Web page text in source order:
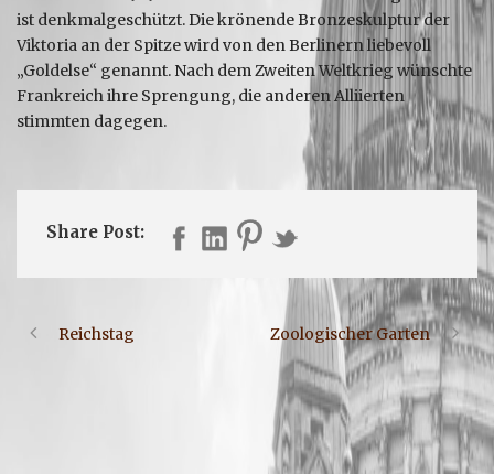
ist denkmalgeschützt. Die krönende Bronzeskulptur der
Viktoria an der Spitze wird von den Berlinern liebevoll
„Goldelse“ genannt. Nach dem Zweiten Weltkrieg wünschte
Frankreich ihre Sprengung, die anderen Alliierten
stimmten dagegen.
Share Post:
Reichstag Zoologischer Garten